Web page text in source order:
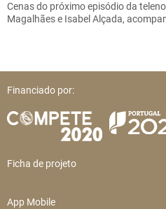
Cenas do próximo episódio da
Magalhães e Isabel Alçada,
Financiado por:
Ficha de projeto
App Mobile